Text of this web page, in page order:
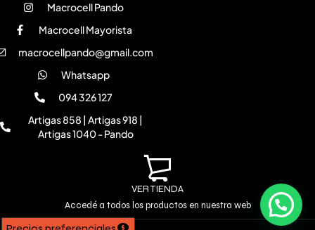
Macrocell Pando
Macrocell Mayorista
macrocellpando@gmail.com
Whatsapp
094 326 127
Artigas 858 | Artigas 918 |
Artigas 1040 - Pando
VER TIENDA
Accedé a todos los productos en nuestra web